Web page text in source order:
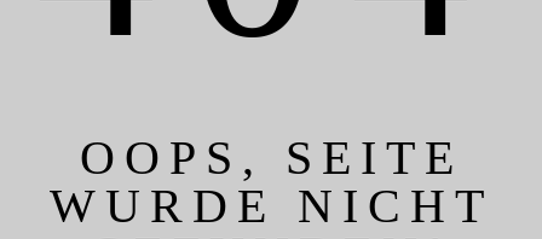
OOPS, SEITE
WURDE NICHT